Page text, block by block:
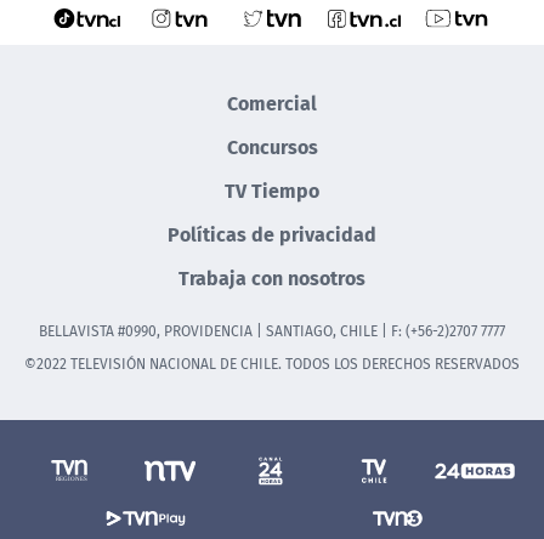
Comercial
Concursos
TV Tiempo
Políticas de privacidad
Trabaja con nosotros
BELLAVISTA #0990, PROVIDENCIA | SANTIAGO, CHILE | F: (+56-2)2707 7777
©2022 TELEVISIÓN NACIONAL DE CHILE. TODOS LOS DERECHOS RESERVADOS